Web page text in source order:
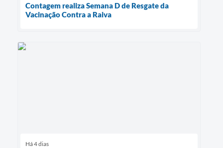
Contagem realiza Semana D de Resgate da
Vacinação Contra a Raiva
Há 4 dias